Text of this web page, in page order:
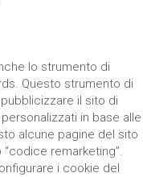
lo strumento di
Questo strumento di
il sito di
personalizzati in base alle
alcune pagine del sito
remarketing”.
i cookie del